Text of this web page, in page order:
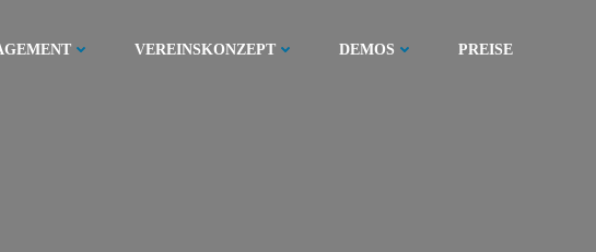
VEREINSKONZEPT DEMOS PREISE